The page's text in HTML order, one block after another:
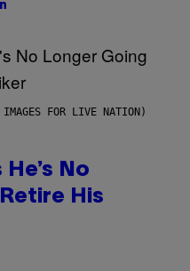
IMAGES FOR LIVE NATION)
No
His